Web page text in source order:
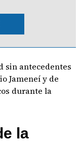
sin antecedentes
Jameneí y de
durante la
la